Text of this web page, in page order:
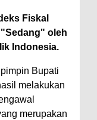
Fiskal
oleh
Indonesia.
Bupati
melakukan
merupakan